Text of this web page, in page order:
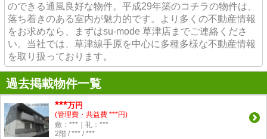
のできる通風良好な物件。平成29年築のコチラの物件は、
落ち着きのある室内が魅力的です。より多くの不動産情報
をお求めなら、まずはsu-mode 草津店までご連絡くださ
い。当社では、草津線手原を中心に多種多様な不動産情報
を取り扱っております。
過去掲載物件一覧
***万円
(管理費・共益費 ***円)
敷：***｜礼：***
2階 / *** / ***